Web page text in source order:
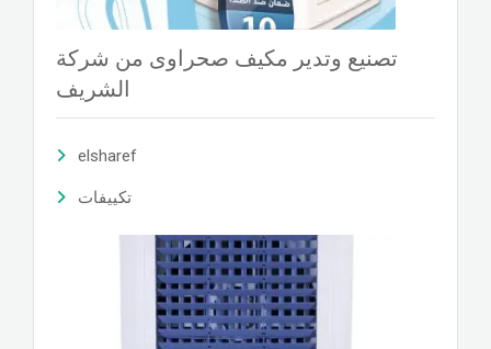
تصنيع وتدير مكيف صحراوى من شركة
الشريف
elsharef
تكييفات